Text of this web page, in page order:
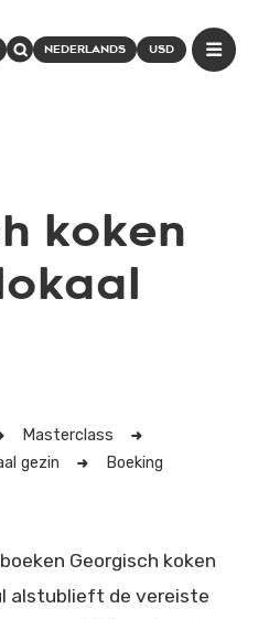
NEDERLANDS USD
koken
Masterclass
gezin
Boeking
Georgisch koken
alstublieft de vereiste